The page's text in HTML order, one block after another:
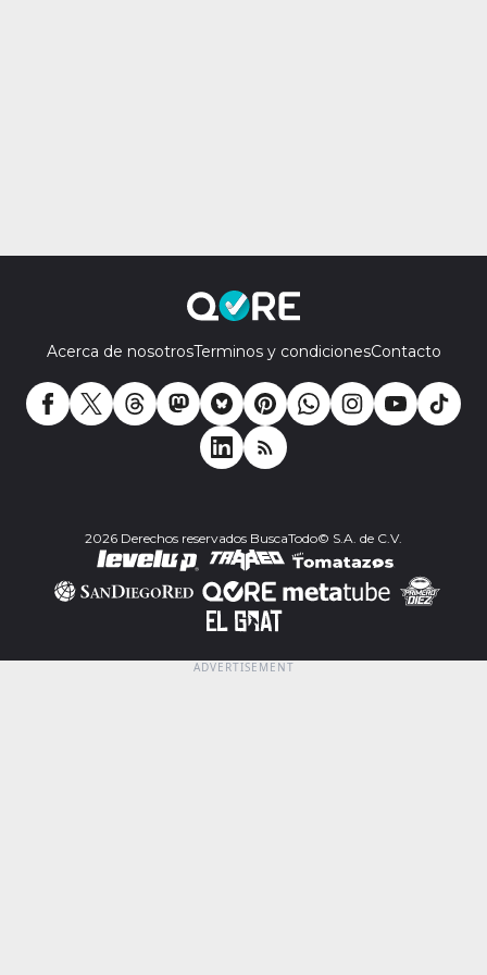
Acerca de nosotrosTerminos y condicionesContacto
2026 Derechos reservados BuscaTodo© S.A. de C.V.